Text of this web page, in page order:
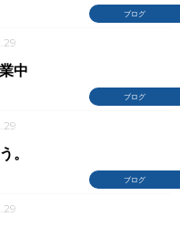
ブログ
ブログ
中
ブログ
。